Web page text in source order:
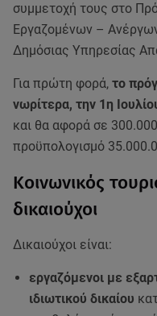
συμμετοχή τους στο
Εργαζομένων –
Δημόσιας Υπηρεσίας
Για πρώτη φορά, το
νωρίτερα, την 1η
και θα αφορά σε
προϋπολογισμό
Κοινωνικός
δικαιούχοι
Δικαιούχοι είναι:
εργαζόμενοι με
ιδιωτικού δικαίου